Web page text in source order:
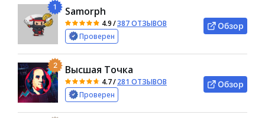
1 Samorph
4.9/387 ОТЗЫВОВ
Проверен
Обзор
2 Высшая Точка
4.7/281 ОТЗЫВОВ
Проверен
Обзор